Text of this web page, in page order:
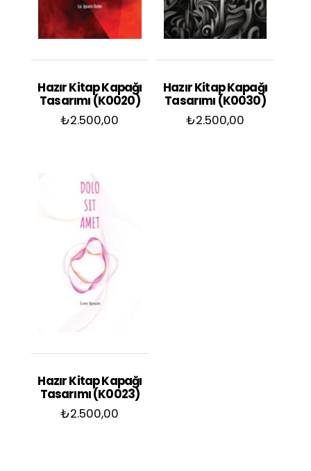
Hazır Kitap Kapağı
Tasarımı (K0020)
₺2.500,00
Hazır Kitap Kapağı
Tasarımı (K0030)
₺2.500,00
Hazır Kitap Kapağı
Tasarımı (K0023)
₺2.500,00